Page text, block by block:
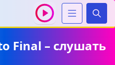
Final – слушать